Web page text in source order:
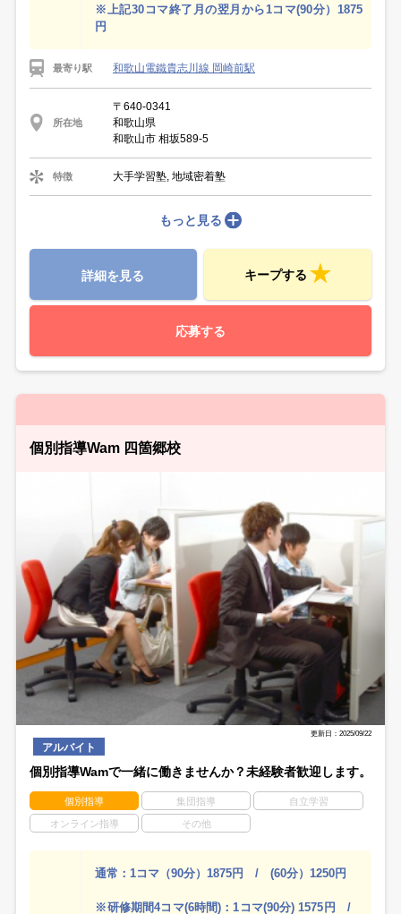
※上記30コマ終了月の翌月から1コマ(90分）1875
円
最寄り駅 和歌山電鐵貴志川線 岡崎前駅
所在地
〒640-0341
和歌山県
和歌山市 相坂589-5
特徴 大手学習塾, 地域密着塾
もっと見る
詳細を見る キープする
応募する
個別指導Wam 四箇郷校
更新日：2025/09/22
アルバイト
個別指導Wamで一緒に働きませんか？未経験者歓迎します。
個別指導 集団指導 自立学習
オンライン指導 その他
通常：1コマ（90分）1875円 / (60分）1250円
※研修期間4コマ(6時間)：1コマ(90分) 1575円 /